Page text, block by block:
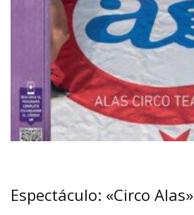
Espectáculo: «Circo Alas»